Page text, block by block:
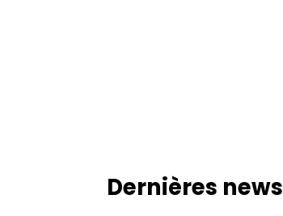
Dernières news